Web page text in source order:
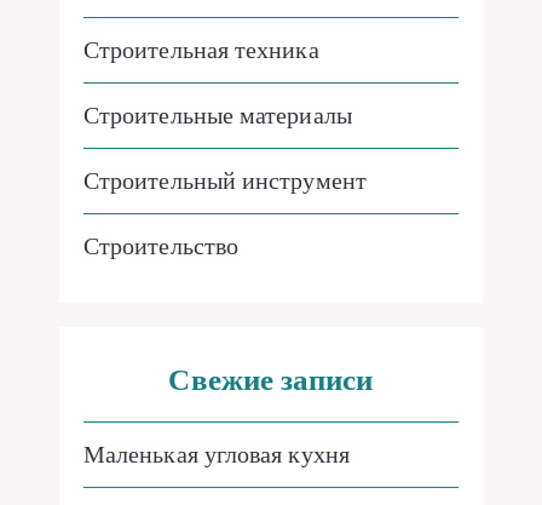
Строительная техника
Строительные материалы
Строительный инструмент
Строительство
Свежие записи
Маленькая угловая кухня